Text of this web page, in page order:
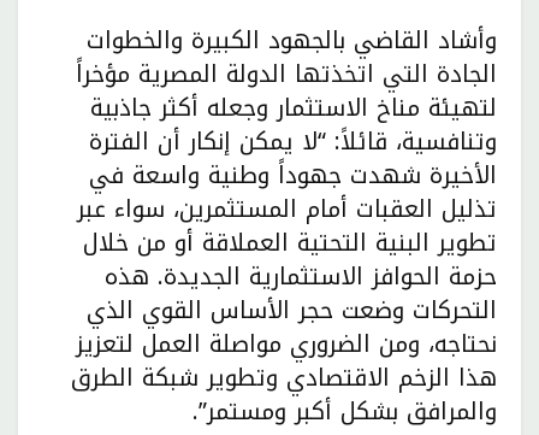
وأشاد القاضي بالجهود الكبيرة والخطوات
الجادة التي اتخذتها الدولة المصرية مؤخراً
لتهيئة مناخ الاستثمار وجعله أكثر جاذبية
وتنافسية، قائلاً: “لا يمكن إنكار أن الفترة
الأخيرة شهدت جهوداً وطنية واسعة في
تذليل العقبات أمام المستثمرين، سواء عبر
تطوير البنية التحتية العملاقة أو من خلال
حزمة الحوافز الاستثمارية الجديدة. هذه
التحركات وضعت حجر الأساس القوي الذي
نحتاجه، ومن الضروري مواصلة العمل لتعزيز
هذا الزخم الاقتصادي وتطوير شبكة الطرق
والمرافق بشكل أكبر ومستمر”.